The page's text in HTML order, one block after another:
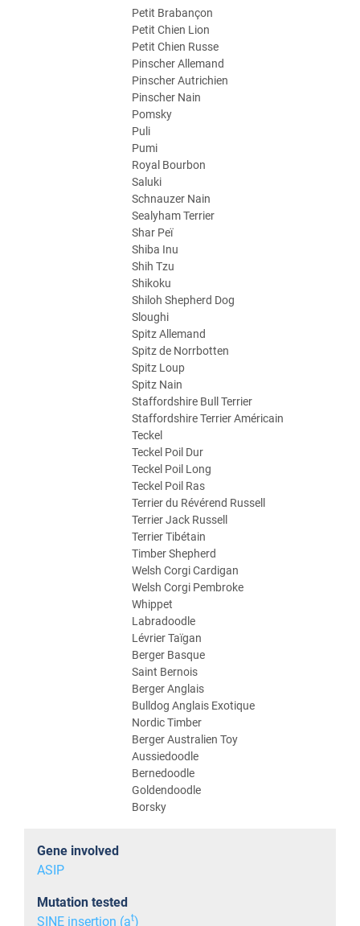
Petit Brabançon
Petit Chien Lion
Petit Chien Russe
Pinscher Allemand
Pinscher Autrichien
Pinscher Nain
Pomsky
Puli
Pumi
Royal Bourbon
Saluki
Schnauzer Nain
Sealyham Terrier
Shar Peï
Shiba Inu
Shih Tzu
Shikoku
Shiloh Shepherd Dog
Sloughi
Spitz Allemand
Spitz de Norrbotten
Spitz Loup
Spitz Nain
Staffordshire Bull Terrier
Staffordshire Terrier Américain
Teckel
Teckel Poil Dur
Teckel Poil Long
Teckel Poil Ras
Terrier du Révérend Russell
Terrier Jack Russell
Terrier Tibétain
Timber Shepherd
Welsh Corgi Cardigan
Welsh Corgi Pembroke
Whippet
Labradoodle
Lévrier Taïgan
Berger Basque
Saint Bernois
Berger Anglais
Bulldog Anglais Exotique
Nordic Timber
Berger Australien Toy
Aussiedoodle
Bernedoodle
Goldendoodle
Borsky
Gene involved
ASIP
Mutation tested
SINE insertion (at)